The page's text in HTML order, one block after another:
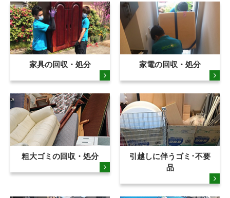
家具の回収・処分 家電の回収・処分
粗大ゴミの回収・処分
引越しに伴うゴミ･不要
品